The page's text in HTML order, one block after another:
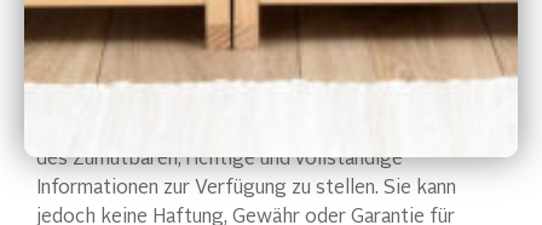
Haftung für Inhalte und Links:
des Zumutbaren, richtige und vollständige
Informationen zur Verfügung zu stellen. Sie kann
jedoch keine Haftung, Gewähr oder Garantie für